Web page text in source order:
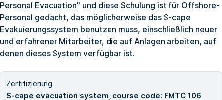
Personal Evacuation" und diese Schulung ist für Offshore-
Personal gedacht, das möglicherweise das S-cape
Evakuierungssystem benutzen muss, einschließlich neuer
und erfahrener Mitarbeiter, die auf Anlagen arbeiten, auf
denen dieses System verfügbar ist.
Zertifizierung
S-cape evacuation system, course code: FMTC 106